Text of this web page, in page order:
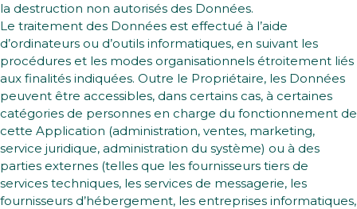
la destruction non autorisés des Données.
Le traitement des Données est effectué à l’aide
d’ordinateurs ou d’outils informatiques, en suivant les
procédures et les modes organisationnels étroitement liés
aux finalités indiquées. Outre le Propriétaire, les Données
peuvent être accessibles, dans certains cas, à certaines
catégories de personnes en charge du fonctionnement de
cette Application (administration, ventes, marketing,
service juridique, administration du système) ou à des
parties externes (telles que les fournisseurs tiers de
services techniques, les services de messagerie, les
fournisseurs d’hébergement, les entreprises informatiques,